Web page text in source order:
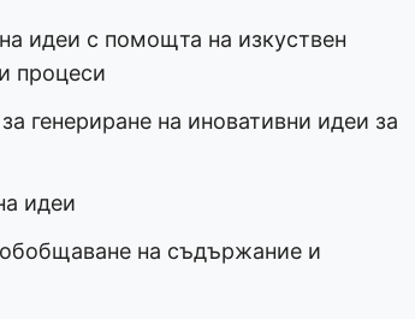
идеи с помощта на изкуствен
процеси
генериране на иновативни идеи за
идеи
на съдържание и